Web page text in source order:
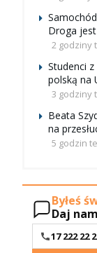
Droga
2 godziny
Studenci
polską na
3 godziny
Beata
na
5 godzin
Byłeś
Daj
17 222 22